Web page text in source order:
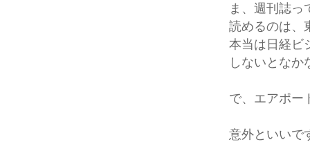
ま、週刊誌っ
読めるのは、
本当は日経ビ
しないとなか
で、エアポー
意外といいで